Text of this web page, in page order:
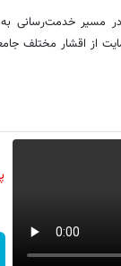
مسیر خدمت‌رسانی
از اقشار مختلف